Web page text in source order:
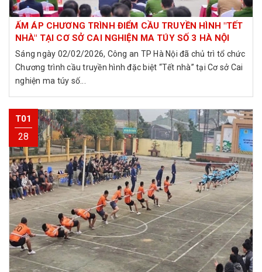
ẤM ÁP CHƯƠNG TRÌNH ĐIỂM CẦU TRUYỀN HÌNH "TẾT
NHÀ" TẠI CƠ SỞ CAI NGHIỆN MA TÚY SỐ 3 HÀ NỘI
Sáng ngày 02/02/2026, Công an TP Hà Nội đã chủ trì tổ chức
Chương trình cầu truyền hình đặc biệt “Tết nhà” tại Cơ sở Cai
nghiện ma túy số...
T01
28